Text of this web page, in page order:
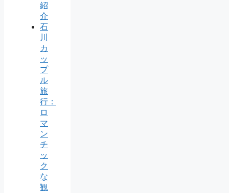
紹
介
石
川
カ
ッ
プ
ル
旅
行：
ロ
マ
ン
チ
ッ
ク
な
観